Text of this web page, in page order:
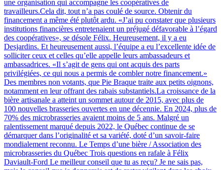
une organisation qui accompagne les coopératives de
travailleurs.Cela dit, tout n’a pas coulé de source. Obtenir du
financement a même été plutôt ardu. «J’ai pu constater que plusieurs
institutions financières entretenaient un préjugé défavorable à l’égard
des coopératives», se désole Félix. Heureusement, il y a eu
Desjardins. Et heureusement aussi, l’équipe a eu l’excellente idée de
solliciter ceux et celles qu’elle appelle leurs ambassadeurs et
ambassadrices. «Il s’agit de gens qui ont acquis des parts
privilégiées, ce qui nous a permis de combler notre financement.»
Des membres non votants, que Pie Braque traite aux petits oignons,
notamment en leur offrant des rabais substantiels.La croissance de la
bière artisanale a atteint un sommet autour de 2015, avec plus de
100 nouvelles brasseries ouvertes en une décennie. En 2024, plus de
70% des microbrasseries avaient moins de 5 ans. Malgré un
ralentissement marqué depuis 2022, le Québec continue de se
démarquer dans l’originalité et sa variété, doté d’un savoir-faire
mondialement reconnu. Le Temps d’une bière / Association des
microbrasseries du Québec Trois questions en rafale à Félix
Daviault-Ford Le meilleur conseil que tu as reçu? Je ne sais pas,